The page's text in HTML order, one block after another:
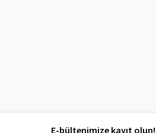
E-bültenimize kayıt olun!